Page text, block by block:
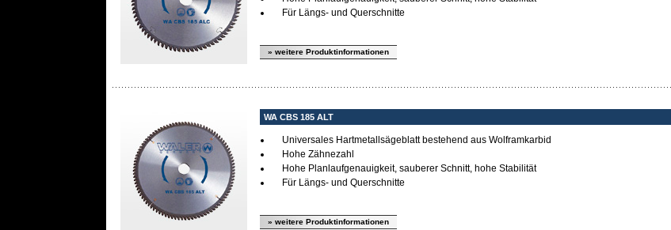
Für Längs- und Querschnitte
» weitere Produktinformationen
WA CBS 185 ALT
Universales Hartmetallsägeblatt bestehend aus Wolframkarbid
Hohe Zähnezahl
Hohe Planlaufgenauigkeit, sauberer Schnitt, hohe Stabilität
Für Längs- und Querschnitte
» weitere Produktinformationen